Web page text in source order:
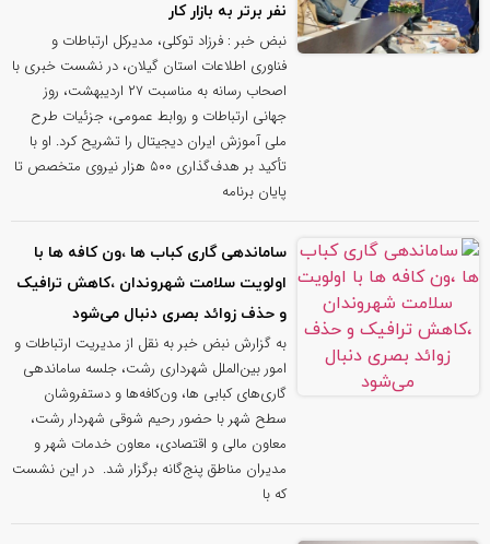
نفر برتر به بازار کار
نبض خبر : فرزاد توکلی، مدیرکل ارتباطات و
فناوری اطلاعات استان گیلان، در نشست خبری با
اصحاب رسانه به مناسبت ۲۷ اردیبهشت، روز
جهانی ارتباطات و روابط عمومی، جزئیات طرح
ملی آموزش ایران دیجیتال را تشریح کرد. او با
تأکید بر هدف‌گذاری ۵۰۰ هزار نیروی متخصص تا
پایان برنامه
ساماندهی گاری کباب ها ،ون کافه ها با
اولویت سلامت شهروندان ،کاهش ترافیک
و حذف زوائد بصری دنبال می‌شود
به گزارش نبض خبر به نقل از مدیریت ارتباطات و
امور بین‌الملل شهرداری رشت، جلسه ساماندهی
گاری‌های کبابی ها، ون‌کافه‌ها و دستفروشان
سطح شهر با حضور رحیم شوقی شهردار رشت،
معاون مالی و اقتصادی، معاون خدمات شهر و
مدیران مناطق پنج‌گانه برگزار شد. ‌ در این نشست
که با